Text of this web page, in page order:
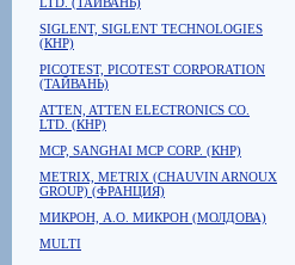
SIGLENT, SIGLENT TECHNOLOGIES
(КНР)
PICOTEST, PICOTEST CORPORATION
(ТАЙВАНЬ)
ATTEN, ATTEN ELECTRONICS CO.
LTD. (КНР)
MCP, SANGHAI MCP CORP. (КНР)
METRIX, METRIX (CHAUVIN ARNOUX
GROUP) (ФРАНЦИЯ)
МИКРОН, А.О. МИКРОН (МОЛДОВА)
MULTI